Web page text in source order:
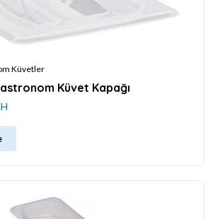
Küvetler
Küvet Kapağı